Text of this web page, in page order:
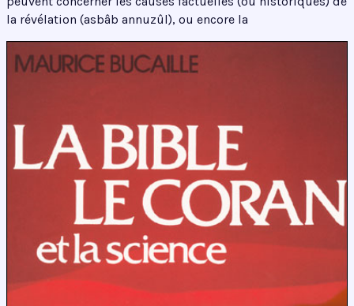
la révélation (asbâb annuzûl), ou encore la